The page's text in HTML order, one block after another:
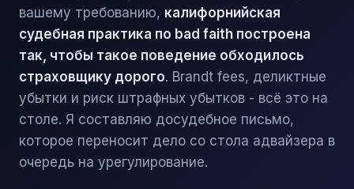
вашему требованию, калифорнийская
судебная практика по bad faith построена
так, чтобы такое поведение обходилось
страховщику дорого. Brandt fees, деликтные
убытки и риск штрафных убытков - всё это на
столе. Я составляю досудебное письмо,
которое переносит дело со стола адвайзера в
очередь на урегулирование.